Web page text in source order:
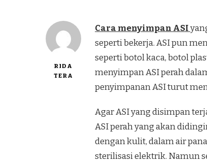
RIDA
TERA
Cara menyimpan ASI
seperti bekerja. ASI pun
seperti botol kaca, botol
menyimpan ASI perah
penyimpanan ASI turut
Agar ASI yang disimpan
ASI perah yang akan
dengan kulit, dalam air
sterilisasi elektrik. Namun